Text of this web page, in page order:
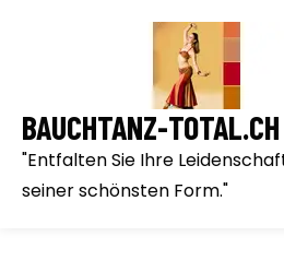
BAUCHTANZ-TOTAL.CH
"Entfalten Sie Ihre
seiner schönsten Form."